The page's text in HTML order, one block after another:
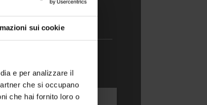
sui cookie
e per analizzare il
che si occupano
che hai fornito loro o